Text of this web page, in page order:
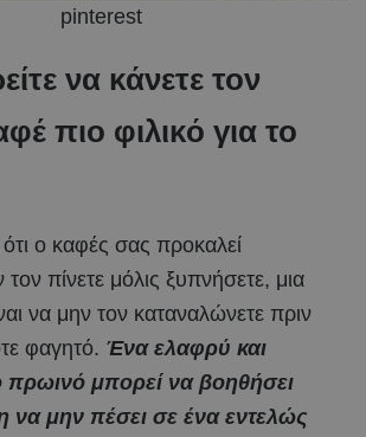
pinterest
να κάνετε τον
πιο φιλικό για το
ο καφές σας προκαλεί
τον πίνετε μόλις ξυπνήσετε, μια
να μην τον καταναλώνετε πριν
φαγητό. Ένα ελαφρύ και
μπορεί να βοηθήσει
να μην πέσει σε ένα εντελώς